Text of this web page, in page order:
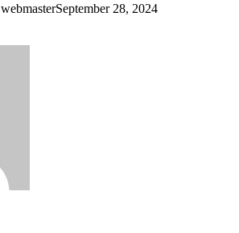
webmasterSeptember 28, 2024